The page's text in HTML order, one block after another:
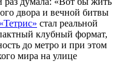
двора и вечной битвы
стал реальной
клубный формат,
до метро и при этом
мира на улице